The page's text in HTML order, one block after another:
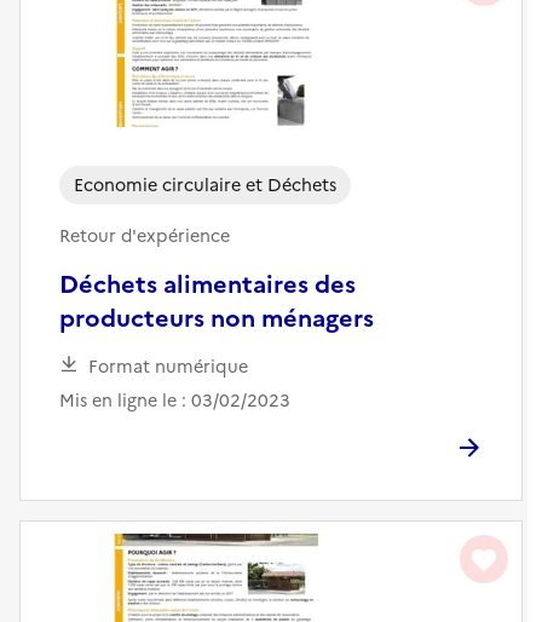
Format numérique
Déchets alimentaires des
producteurs non ménagers
Economie circulaire et Déchets
Retour d'expérience
Mis en ligne le : 03/02/2023
favorite